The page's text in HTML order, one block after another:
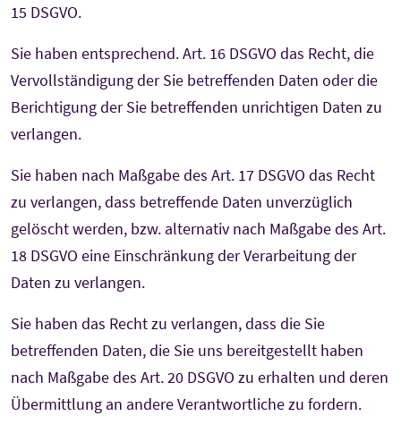
15 DSGVO.
Sie haben entsprechend. Art. 16 DSGVO das Recht, die
Vervollständigung der Sie betreffenden Daten oder die
Berichtigung der Sie betreffenden unrichtigen Daten zu
verlangen.
Sie haben nach Maßgabe des Art. 17 DSGVO das Recht
zu verlangen, dass betreffende Daten unverzüglich
gelöscht werden, bzw. alternativ nach Maßgabe des Art.
18 DSGVO eine Einschränkung der Verarbeitung der
Daten zu verlangen.
Sie haben das Recht zu verlangen, dass die Sie
betreffenden Daten, die Sie uns bereitgestellt haben
nach Maßgabe des Art. 20 DSGVO zu erhalten und deren
Übermittlung an andere Verantwortliche zu fordern.